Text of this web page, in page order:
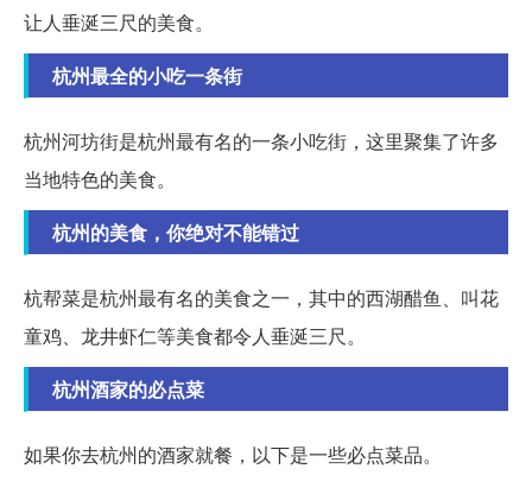
让人垂涎三尺的美食。
杭州最全的小吃一条街
杭州河坊街是杭州最有名的一条小吃街，这里聚集了许多
当地特色的美食。
杭州的美食，你绝对不能错过
杭帮菜是杭州最有名的美食之一，其中的西湖醋鱼、叫花
童鸡、龙井虾仁等美食都令人垂涎三尺。
杭州酒家的必点菜
如果你去杭州的酒家就餐，以下是一些必点菜品。